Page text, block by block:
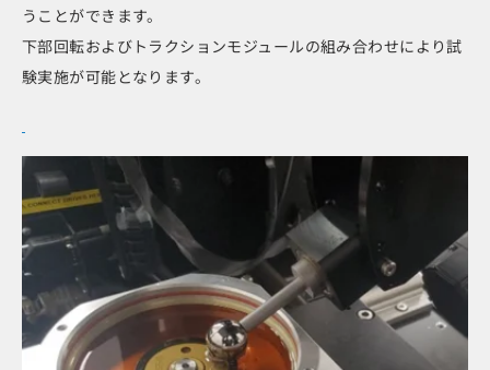
うことができます。
下部回転およびトラクションモジュールの組み合わせにより試
験実施が可能となります。